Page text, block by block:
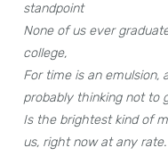
standpoint
None of us ever
college,
For time is an emulsion,
probably thinking not to
Is the brightest kind of
us, right now at any rate.